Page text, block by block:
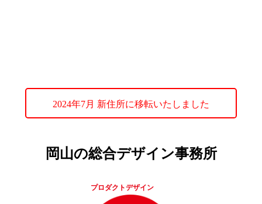
2024年7月 新住所に移転いたしました
岡山の総合デザイン事務所
プロダクトデザイン